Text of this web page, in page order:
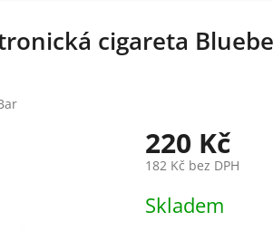
cigareta
220 Kč
182 Kč bez DPH
cena:
Skladem